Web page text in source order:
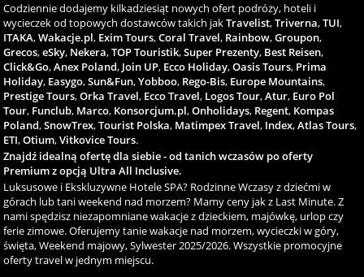
Codziennie dodajemy kilkadziesiąt nowych ofert podróży, hoteli i
wycieczek od topowych dostawców takich jakTravelist,Triverna,TUI,
ITAKA,Wakacje.pl, Exim Tours,Coral Travel, Rainbow,Groupon,
Grecos,eSky, Nekera,TOP Touristik,Super Prezenty, Best Reisen,
Click&Go,Anex Poland, Join UP, Ecco Holiday,Oasis Tours, Prima
Holiday, Easygo,Sun&Fun,Yobboo, Rego-Bis, Europe Mountains,
Prestige Tours,Orka Travel, Ecco Travel, Logos Tour,Atur, Euro Pol
Tour, Funclub, Marco, Konsorcjum.pl,Onholidays, Regent, Kompas
Poland,SnowTrex,Tourist Polska, Matimpex Travel, Index,Atlas Tours,
ETI,Otium,Vitkovice Tours.
Znajdź idealną ofertę dla siebie - od tanich wczasów po oferty
Premium z opcją Ultra All Inclusive.
Luksusowe i Ekskluzywne Hotele SPA? Rodzinne Wczasy z dziećmi w
górach lub tani weekend nad morzem? Mamy ceny jak z Last Minute. Z
nami spędzisz niezapomniane wakacje z dzieckiem, majówkę, urlop czy
ferie zimowe. Oferujemy tanie wakacje nad morzem, wycieczki w góry,
święta, Weekend majowy, Sylwester 2025/2026. Wszystkie promocyjne
oferty travel w jednym miejscu.